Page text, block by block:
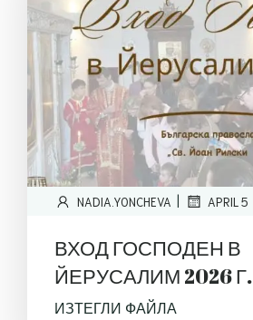
NADIA.YONCHEVA | APRIL 5
ВХОД ГОСПОДЕН В
ЙЕРУСАЛИМ 2026 Г.
ИЗТЕГЛИ ФАЙЛА